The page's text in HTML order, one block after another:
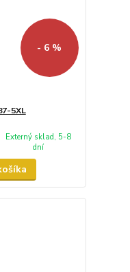
- 6 %
5XL
Externý sklad, 5-8
dní